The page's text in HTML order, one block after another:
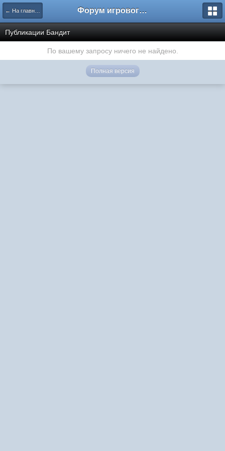
← На главную Форум игрового проекта Riverrise
Публикации Бандит
По вашему запросу ничего не найдено.
Полная версия